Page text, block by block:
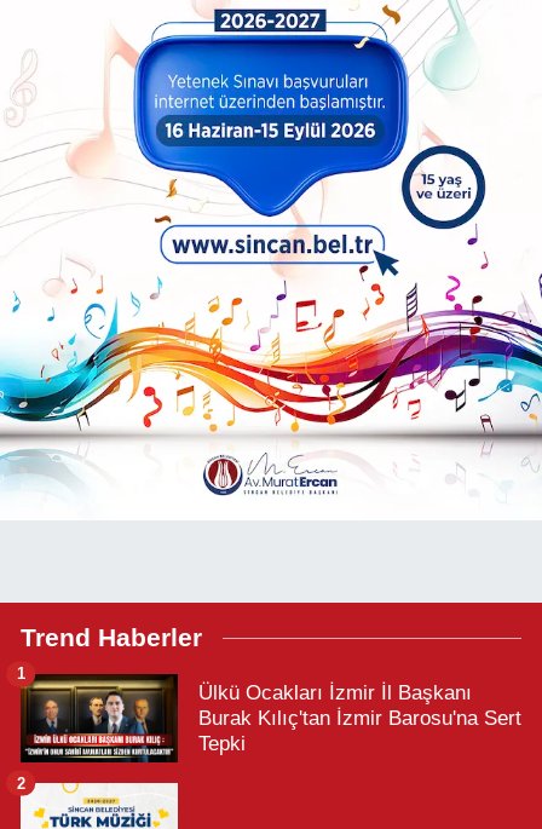
Trend Haberler
Ülkü Ocakları İzmir İl Başkanı
Burak Kılıç'tan İzmir Barosu'na Sert
Tepki
1
2